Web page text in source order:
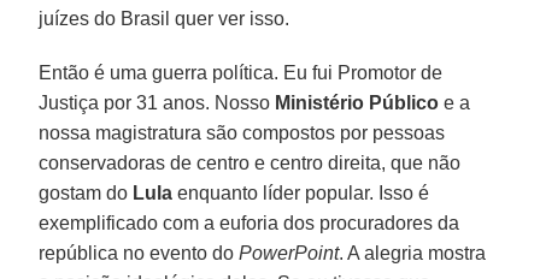
juízes do Brasil quer ver isso.
Então é uma guerra política. Eu fui Promotor de
Justiça por 31 anos. Nosso Ministério Público e a
nossa magistratura são compostos por pessoas
conservadoras de centro e centro direita, que não
gostam do Lula enquanto líder popular. Isso é
exemplificado com a euforia dos procuradores da
república no evento doPowerPoint. A alegria mostra